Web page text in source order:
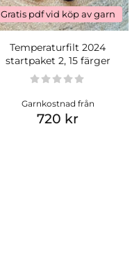
Gratis pdf vid köp av garn
Temperaturfilt 2024
startpaket 2, 15 färger
Garnkostnad från
720 kr